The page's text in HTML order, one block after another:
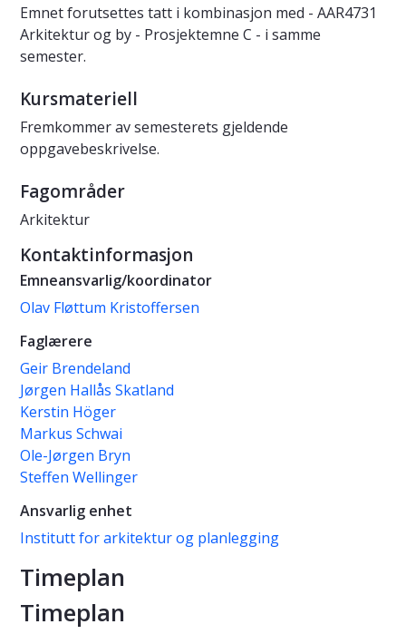
Emnet forutsettes tatt i kombinasjon med - AAR4731
Arkitektur og by - Prosjektemne C - i samme
semester.
Kursmateriell
Fremkommer av semesterets gjeldende
oppgavebeskrivelse.
Fagområder
Arkitektur
Kontaktinformasjon
Emneansvarlig/koordinator
Olav Fløttum Kristoffersen
Faglærere
Geir Brendeland
Jørgen Hallås Skatland
Kerstin Höger
Markus Schwai
Ole-Jørgen Bryn
Steffen Wellinger
Ansvarlig enhet
Institutt for arkitektur og planlegging
Timeplan
Timeplan